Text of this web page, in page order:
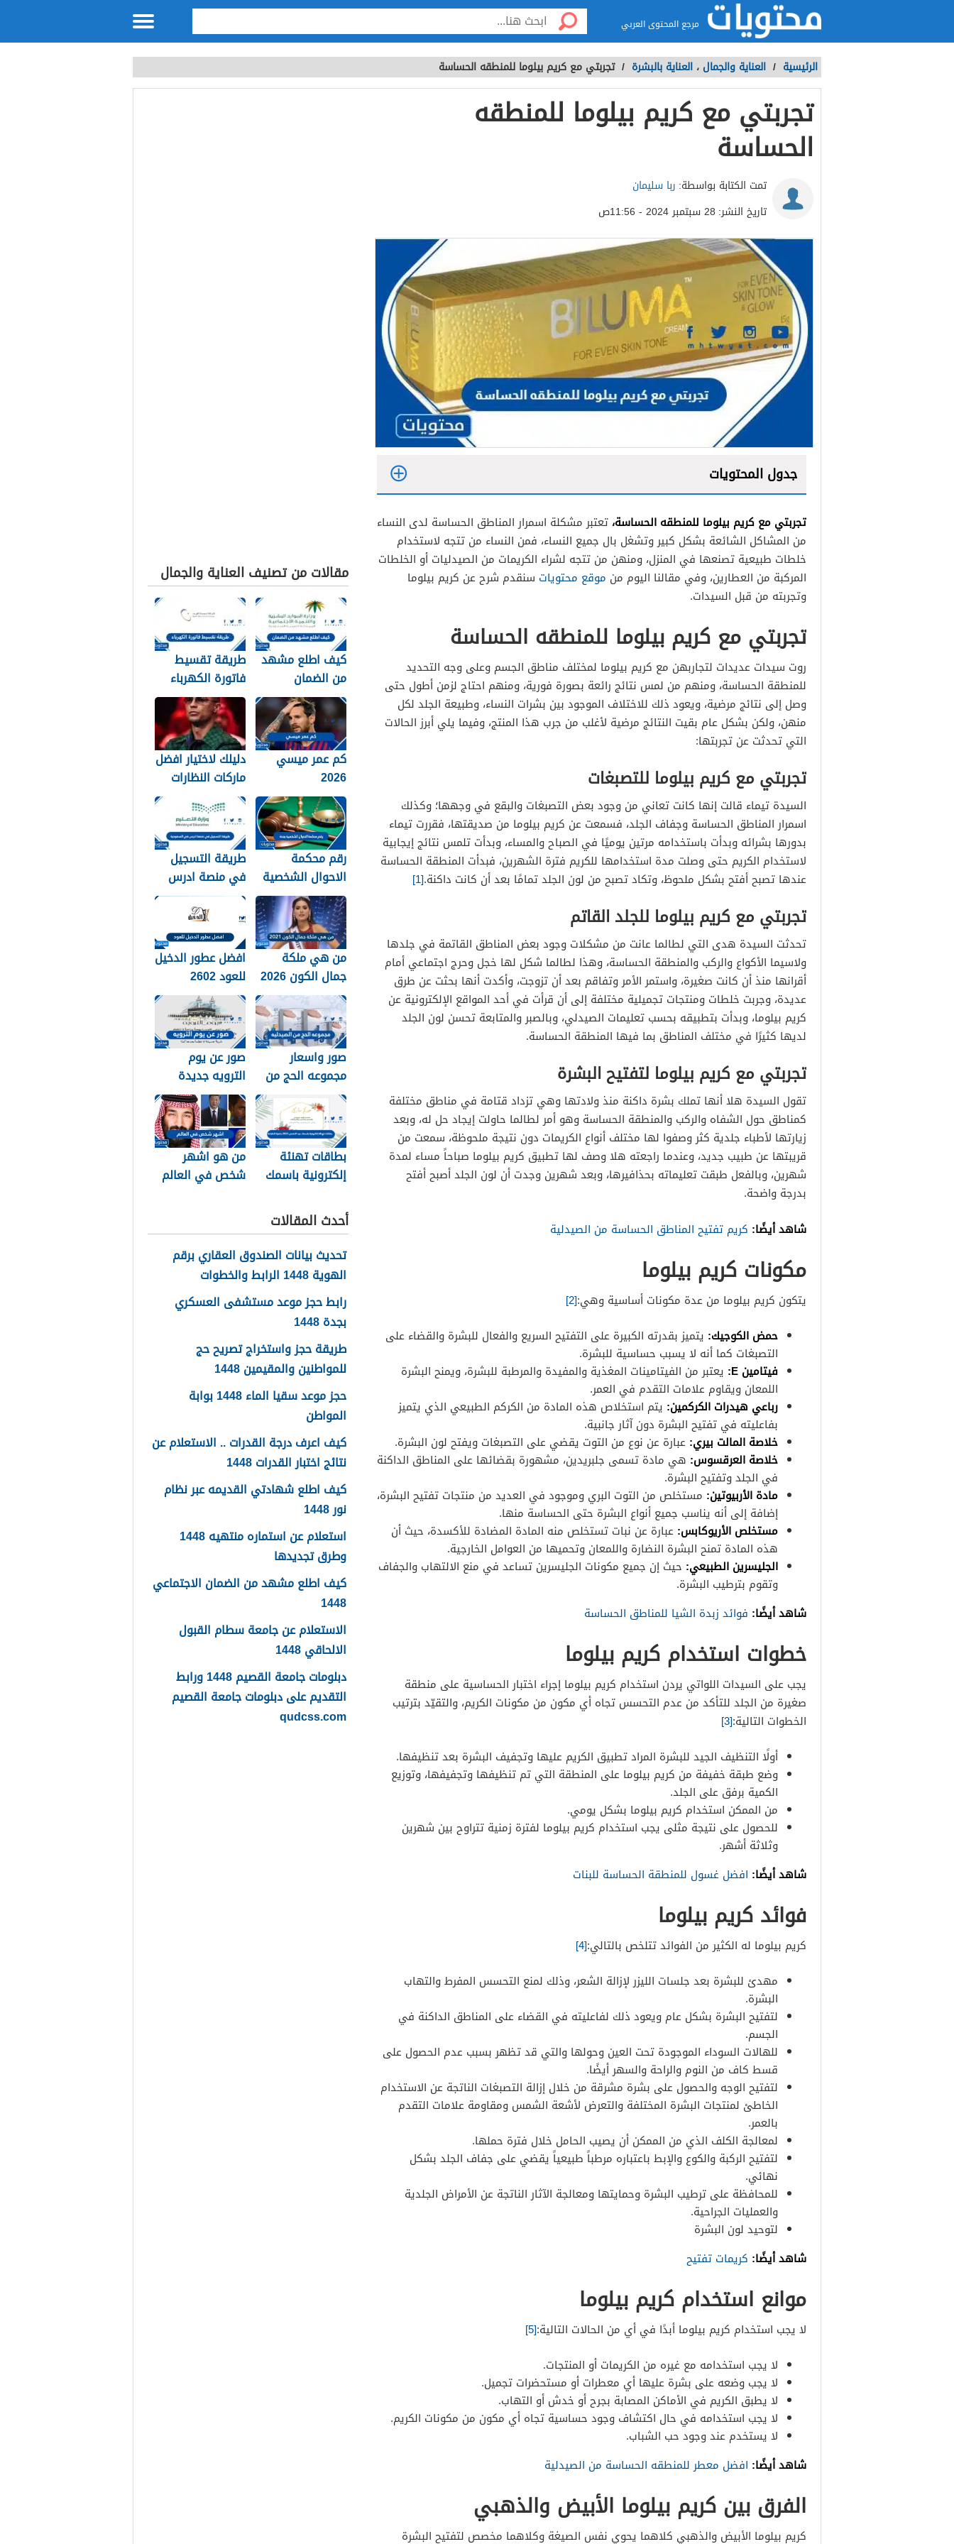
مرجع المحتوى العربي
الرئيسية / العناية والجمال ، العناية بالبشرة / تجربتي مع كريم بيلوما للمنطقه الحساسة
تجربتي مع كريم بيلوما للمنطقه
الحساسة
تمت الكتابة بواسطة: ربا سليمان
تاريخ النشر: 28 سبتمبر 2024 - 11:56ص
جدول المحتويات
تجربتي مع كريم بيلوما للتصبغات
تجربتي مع كريم بيلوما للجلد القاتم
تجربتي مع كريم بيلوما لتفتيح البشرة
تجربتي مع كريم بيلوما للمنطقه الحساسة، تعتبر مشكلة اسمرار المناطق الحساسة لدى النساء
من المشاكل الشائعة بشكل كبير وتشغل بال جميع النساء، فمن النساء من تتجه لاستخدام
خلطات طبيعية تصنعها في المنزل، ومنهن من تتجه لشراء الكريمات من الصيدليات أو الخلطات
المركبة من العطارين، وفي مقالنا اليوم من موقع محتويات سنقدم شرح عن كريم بيلوما
وتجربته من قبل السيدات.
تجربتي مع كريم بيلوما للمنطقه الحساسة
روت سيدات عديدات لتجاربهن مع كريم بيلوما لمختلف مناطق الجسم وعلى وجه التحديد
للمنطقة الحساسة، ومنهم من لمس نتائج رائعة بصورة فورية، ومنهم احتاج لزمن أطول حتى
وصل إلى نتائج مرضية، ويعود ذلك للاختلاف الموجود بين بشرات النساء، وطبيعة الجلد لكل
منهن، ولكن بشكل عام بقيت النتائج مرضية لأغلب من جرب هذا المنتج، وفيما يلي أبرز الحالات
التي تحدثت عن تجربتها:
تجربتي مع كريم بيلوما للتصبغات
السيدة تيماء قالت إنها كانت تعاني من وجود بعض التصبغات والبقع في وجهها؛ وكذلك
اسمرار المناطق الحساسة وجفاف الجلد، فسمعت عن كريم بيلوما من صديقتها، فقررت تيماء
بدورها بشرائه وبدأت باستخدامه مرتين يوميًا في الصباح والمساء، وبدأت تلمس نتائج إيجابية
لاستخدام الكريم حتى وصلت مدة استخدامها للكريم فترة الشهرين، فبدأت المنطقة الحساسة
عندها تصبح أفتح بشكل ملحوظ، وتكاد تصبح من لون الجلد تمامًا بعد أن كانت داكنة.[1]
تجربتي مع كريم بيلوما للجلد القاتم
تحدثت السيدة هدى التي لطالما عانت من مشكلات وجود بعض المناطق القاتمة في جلدها
ولاسيما الأكواع والركب والمنطقة الحساسة، وهذا لطالما شكل لها خجل وحرج اجتماعي أمام
أقرانها منذ أن كانت صغيرة، واستمر الأمر وتفاقم بعد أن تزوجت، وأكدت أنها بحثت عن طرق
عديدة، وجربت خلطات ومنتجات تجميلية مختلفة إلى أن قرأت في أحد المواقع الإلكترونية عن
كريم بيلوما، وبدأت بتطبيقه بحسب تعليمات الصيدلي، وبالصبر والمتابعة تحسن لون الجلد
لديها كثيرًا في مختلف المناطق بما فيها المنطقة الحساسة.
تجربتي مع كريم بيلوما لتفتيح البشرة
تقول السيدة هلا أنها تملك بشرة داكنة منذ ولادتها وهي تزداد قتامة في مناطق مختلفة
كمناطق حول الشفاه والركب والمنطقة الحساسة وهو أمر لطالما حاولت إيجاد حل له، وبعد
زيارتها لأطباء جلدية كثر وصفوا لها مختلف أنواع الكريمات دون نتيجة ملحوظة، سمعت من
قريبتها عن طبيب جديد، وعندما راجعته هلا وصف لها تطبيق كريم بيلوما صباحاً مساء لمدة
شهرين، وبالفعل طبقت تعليماته بحذافيرها، وبعد شهرين وجدت أن لون الجلد أصبح أفتح
بدرجة واضحة.
شاهد أيضًا: كريم تفتيح المناطق الحساسة من الصيدلية
مكونات كريم بيلوما
يتكون كريم بيلوما من عدة مكونات أساسية وهي:[2]
حمض الكوجيك: يتميز بقدرته الكبيرة على التفتيح السريع والفعال للبشرة والقضاء على
التصبغات كما أنه لا يسبب حساسية للبشرة.
فيتامين E:
يعتبر من الفيتامينات المغذية والمفيدة والمرطبة للبشرة، ويمنح البشرة
اللمعان ويقاوم علامات التقدم في العمر.
رباعي هيدرات الكركمين: يتم استخلاص هذه المادة من الكركم الطبيعي الذي يتميز
بفاعليته في تفتيح البشرة دون آثار جانبية.
خلاصة المالت بيري: عبارة عن نوع من التوت يقضي على التصبغات ويفتح لون البشرة.
خلاصة العرقسوس: هي مادة تسمى جلبريدين، مشهورة بقضائها على المناطق الداكنة
في الجلد وتفتيح البشرة.
مادة الأربيوتين: مستخلص من التوت البري وموجود في العديد من منتجات تفتيح البشرة،
إضافة إلى أنه يناسب جميع أنواع البشرة حتى الحساسة منها.
مستخلص الأريوكابس: عبارة عن نبات تستخلص منه المادة المضادة للأكسدة، حيث أن
هذه المادة تمنح البشرة النضارة واللمعان وتحميها من العوامل الخارجية.
الجليسرين الطبيعي: حيث إن جميع مكونات الجليسرين تساعد في منع الالتهاب والجفاف
وتقوم بترطيب البشرة.
شاهد أيضًا: فوائد زبدة الشيا للمناطق الحساسة
خطوات استخدام كريم بيلوما
يجب على السيدات اللواتي يردن استخدام كريم بيلوما إجراء اختبار الحساسية على منطقة
صغيرة من الجلد للتأكد من عدم التحسس تجاه أي مكون من مكونات الكريم، والتقيّد بترتيب
الخطوات التالية:[3]
أولًا التنظيف الجيد للبشرة المراد تطبيق الكريم عليها وتجفيف البشرة بعد تنظيفها.
وضع طبقة خفيفة من كريم بيلوما على المنطقة التي تم تنظيفها وتجفيفها، وتوزيع
الكمية برفق على الجلد.
من الممكن استخدام كريم بيلوما بشكل يومي.
للحصول على نتيجة مثلى يجب استخدام كريم بيلوما لفترة زمنية تتراوح بين شهرين
وثلاثة أشهر.
شاهد أيضًا: افضل غسول للمنطقة الحساسة للبنات
فوائد كريم بيلوما
كريم بيلوما له الكثير من الفوائد تتلخص بالتالي:[4]
مهدئ للبشرة بعد جلسات الليزر لإزالة الشعر، وذلك لمنع التحسس المفرط والتهاب
البشرة.
لتفتيح البشرة بشكل عام ويعود ذلك لفاعليته في القضاء على المناطق الداكنة في
الجسم.
للهالات السوداء الموجودة تحت العين وحولها والتي قد تظهر بسبب عدم الحصول على
قسط كاف من النوم والراحة والسهر أيضًا.
لتفتيح الوجه والحصول على بشرة مشرقة من خلال إزالة التصبغات الناتجة عن الاستخدام
الخاطئ لمنتجات البشرة المختلفة والتعرض لأشعة الشمس ومقاومة علامات التقدم
بالعمر.
لمعالجة الكلف الذي من الممكن أن يصيب الحامل خلال فترة حملها.
لتفتيح الركبة والكوع والإبط باعتباره مرطباً طبيعياً يقضي على جفاف الجلد بشكل
نهائي.
للمحافظة على ترطيب البشرة وحمايتها ومعالجة الآثار الناتجة عن الأمراض الجلدية
والعمليات الجراحية.
لتوحيد لون البشرة
شاهد أيضًا: كريمات تفتيح
موانع استخدام كريم بيلوما
لا يجب استخدام كريم بيلوما أبدًا في أي من الحالات التالية:[5]
لا يجب استخدامه مع غيره من الكريمات أو المنتجات.
لا يجب وضعه على بشرة عليها أي معطرات أو مستحضرات تجميل.
لا يطبق الكريم في الأماكن المصابة بجرح أو خدش أو التهاب.
لا يجب استخدامه في حال اكتشاف وجود حساسية تجاه أي مكون من مكونات الكريم.
لا يستخدم عند وجود حب الشباب.
شاهد أيضًا: افضل معطر للمنطقه الحساسة من الصيدلية
الفرق بين كريم بيلوما الأبيض والذهبي
كريم بيلوما الأبيض والذهبي كلاهما يحوي نفس الصيغة وكلاهما مخصص لتفتيح البشرة
مقالات من تصنيف العناية والجمال
كيف اطلع مشهد
من الضمان
الاجتماعي 1448
طريقة تقسيط
فاتورة الكهرباء
في السعودية
1448 – 2026
كم عمر ميسي
2026
دليلك لاختيار افضل
ماركات النظارات
الشمسية: سر
أناقة نجوم الرياضة
والموضة
رقم محكمة
الاحوال الشخصية
بجدة 1448
طريقة التسجيل
في منصة ادرس
في السعودية
1448
من هي ملكة
جمال الكون 2026
افضل عطور الدخيل
للعود 2602
صور واسعار
مجموعه الحج من
الصيدليه 2026
صور عن يوم
الترويه جديدة
ومميزة 2026
بطاقات تهنئة
إلكترونية باسمك
جاهزة للطباعة
من هو اشهر
شخص في العالم
أحدث المقالات
تحديث بيانات الصندوق العقاري برقم
الهوية 1448 الرابط والخطوات
رابط حجز موعد مستشفى العسكري
بجدة 1448
طريقة حجز واستخراج تصريح حج
للمواطنين والمقيمين 1448
حجز موعد سقيا الماء 1448 بوابة
المواطن
كيف اعرف درجة القدرات .. الاستعلام عن
نتائج اختبار القدرات 1448
كيف اطلع شهادتي القديمه عبر نظام
نور 1448
استعلام عن استماره منتهيه 1448
وطرق تجديدها
كيف اطلع مشهد من الضمان الاجتماعي
1448
الاستعلام عن جامعة سطام القبول
الالحاقي 1448
دبلومات جامعة القصيم 1448 ورابط
التقديم على دبلومات جامعة القصيم
qudcss.com